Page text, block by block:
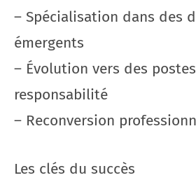
– Spécialisation dans des
émergents
– Évolution vers des
responsabilité
– Reconversion
Les clés du succès